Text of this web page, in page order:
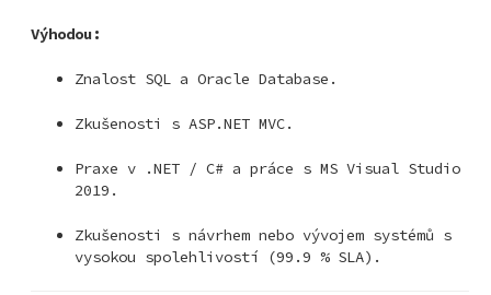
Výhodou:
Znalost SQL a Oracle Database.
Zkušenosti s ASP.NET MVC.
Praxe v .NET / C# a práce s MS Visual Studio
2019.
Zkušenosti s návrhem nebo vývojem systémů s
vysokou spolehlivostí (99.9 % SLA).